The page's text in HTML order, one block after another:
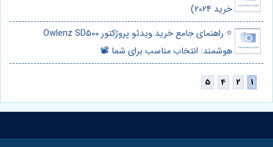
خرید 2024)
⭐️ راهنمای جامع خرید ویدئو پروژکتور Owlenz SD500
هوشمند: انتخاب مناسب برای شما 📽️